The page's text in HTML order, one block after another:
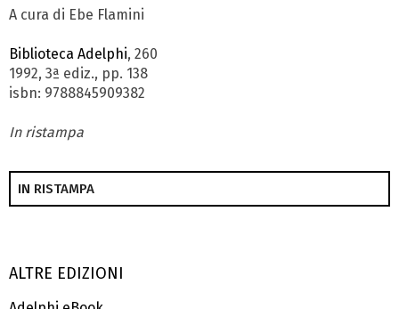
A cura di Ebe Flamini
Biblioteca Adelphi, 260
1992, 3ª ediz., pp. 138
isbn: 9788845909382
In ristampa
IN RISTAMPA
ALTRE EDIZIONI